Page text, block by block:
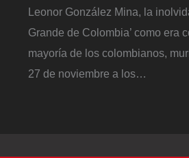
Leonor González Mina, la
Grande de Colombia’ como era
mayoría de los colombianos,
27 de noviembre a los…